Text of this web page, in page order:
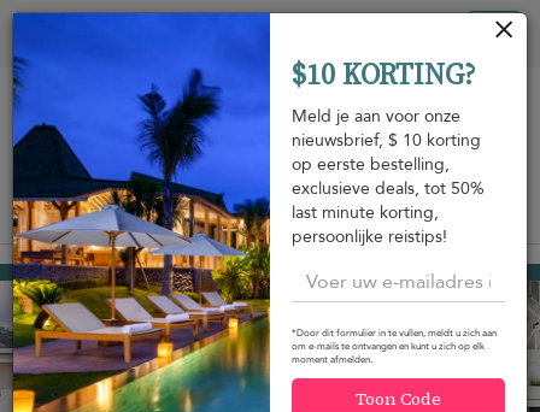
Bekijk op de kaart
Bo Phut beach vanUSD 292
$10 KORTING?
Meld je aan voor onze
nieuwsbrief, $ 10 korting
op eerste bestelling,
exclusieve deals, tot 50%
last minute korting,
persoonlijke reistips!
*Door dit formulier in te vullen, meldt u zich aan
om e-mails te ontvangen en kunt u zich op elk
moment afmelden.
Toon Code
Cookies beheer paneel